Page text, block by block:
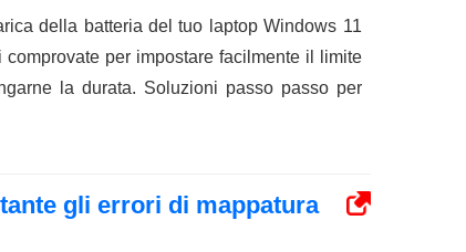
della batteria del tuo laptop Windows 11
per impostare facilmente il limite
la durata. Soluzioni passo passo per
gli errori di mappatura